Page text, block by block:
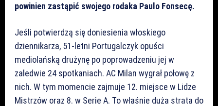
powinien zastąpić swojego rodaka Paulo Fonsecę.
Jeśli potwierdzą się doniesienia włoskiego
dziennikarza, 51-letni Portugalczyk opuści
mediolańską drużynę po poprowadzeniu jej w
zaledwie 24 spotkaniach. AC Milan wygrał połowę z
nich. W tym momencie zajmuje 12. miejsce w Lidze
Mistrzów oraz 8. w Serie A. To właśnie duża strata do